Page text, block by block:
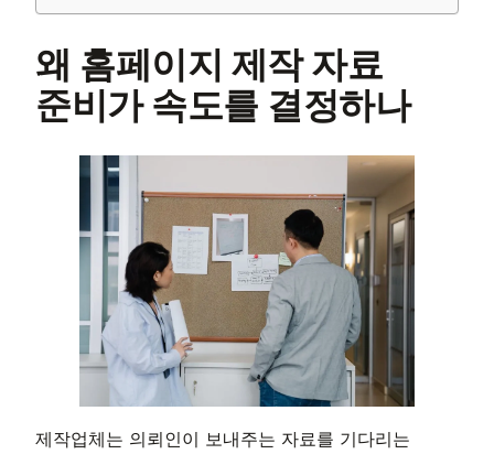
왜 홈페이지 제작 자료
준비가 속도를 결정하나
제작업체는 의뢰인이 보내주는 자료를 기다리는